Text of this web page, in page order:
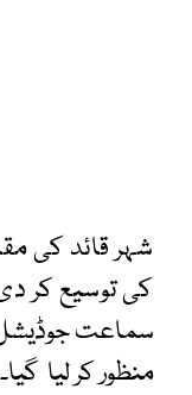
شہر قائد کی
کی توسیع کر دی اور ریمانڈ
منظور کر لیا گیا۔